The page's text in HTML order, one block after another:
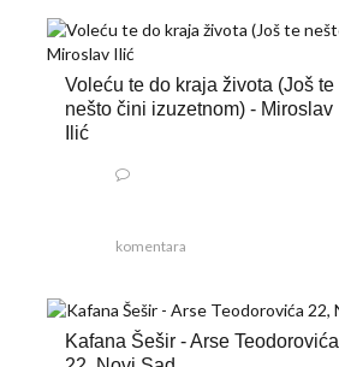
Voleću te do kraja života (Još te
nešto čini izuzetnom) - Miroslav
Ilić
komentara
Kafana Šešir - Arse Teodorovića